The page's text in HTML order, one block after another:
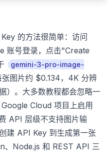
的方法很简单：访问
账号登录，点击"Create
gemini-3-pro-image-
图片约 $0.134，4K 分辨
）。大多数教程都会忽略一
Cloud 项目上启用
API 层级不支持图片输
建 API Key 到生成第一张
、Node.js 和 REST API 三